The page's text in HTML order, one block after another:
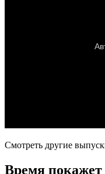
Смотреть другие
Время покажет